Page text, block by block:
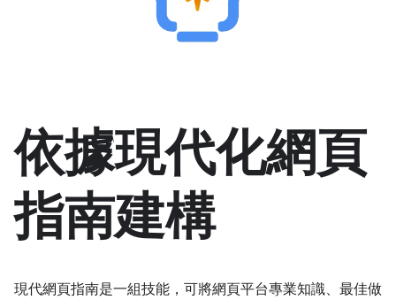
依據現代化網頁
指南建構
現代網頁指南是一組技能，可將網頁平台專業知識、最佳做